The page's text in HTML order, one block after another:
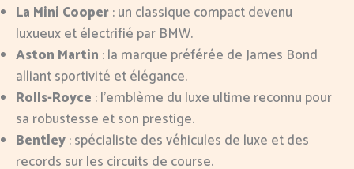
La Mini Cooper: un classique compact devenu
luxueux et électrifié par BMW.
Aston Martin : la marque préférée de James Bond
alliant sportivité et élégance.
Rolls-Royce : l’emblème du luxe ultime reconnu pour
sa robustesse et son prestige.
Bentley: spécialiste des véhicules de luxe et des
records sur les circuits de course.